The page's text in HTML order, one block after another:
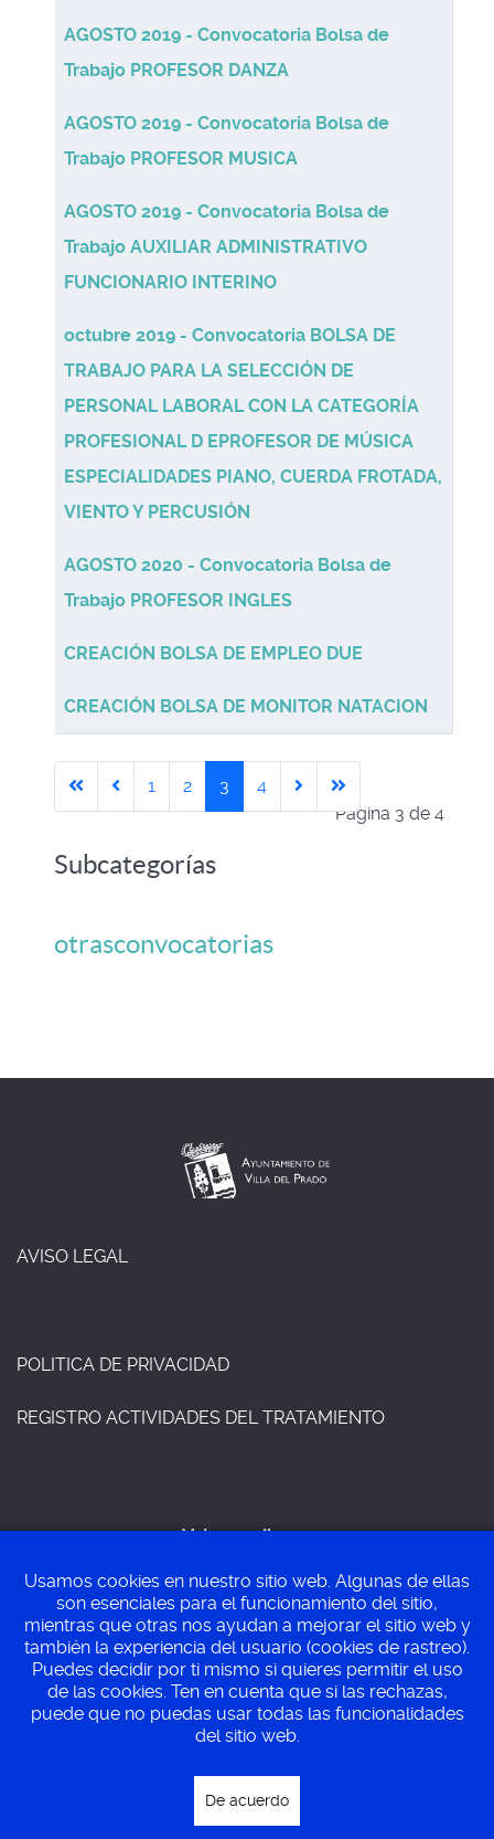
AGOSTO 2019 - Convocatoria Bolsa de
Trabajo PROFESOR DANZA
AGOSTO 2019 - Convocatoria Bolsa de
Trabajo PROFESOR MUSICA
AGOSTO 2019 - Convocatoria Bolsa de
Trabajo AUXILIAR ADMINISTRATIVO
FUNCIONARIO INTERINO
octubre 2019 - Convocatoria BOLSA DE
TRABAJO PARA LA SELECCIÓN DE
PERSONAL LABORAL CON LA CATEGORÍA
PROFESIONAL D EPROFESOR DE MÚSICA
ESPECIALIDADES PIANO, CUERDA FROTADA,
VIENTO Y PERCUSIÓN
AGOSTO 2020 - Convocatoria Bolsa de
Trabajo PROFESOR INGLES
CREACIÓN BOLSA DE EMPLEO DUE
CREACIÓN BOLSA DE MONITOR NATACION
Página 3 de 4
1 2 3 4
Subcategorías
otrasconvocatorias
AVISO LEGAL
POLITICA DE PRIVACIDAD
REGISTRO ACTIVIDADES DEL TRATAMIENTO
Volver arriba
©Ayuntamiento de Villa del prado 2015 - 2026
Perfil del contratante SEDE ELECTRONICA
PLENOS MUNICIPALES
Usamos cookies en nuestro sitio web. Algunas de ellas
son esenciales para el funcionamiento del sitio,
mientras que otras nos ayudan a mejorar el sitio web y
también la experiencia del usuario (cookies de rastreo).
Puedes decidir por ti mismo si quieres permitir el uso
de las cookies. Ten en cuenta que si las rechazas,
puede que no puedas usar todas las funcionalidades
del sitio web.
De acuerdo